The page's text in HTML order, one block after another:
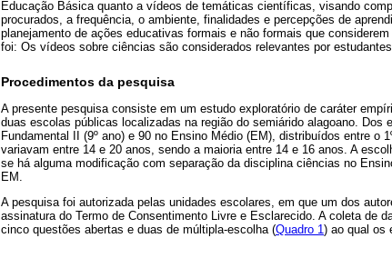
Educação Básica quanto a vídeos de temáticas científicas, visando
procurados, a frequência, o ambiente, finalidades e percepções de
planejamento de ações educativas formais e não formais que
foi: Os vídeos sobre ciências são considerados relevantes por
Procedimentos da pesquisa
A presente pesquisa consiste em um estudo exploratório de caráter
duas escolas públicas localizadas na região do semiárido alagoano.
Fundamental II (9º ano) e 90 no Ensino Médio (EM), distribuídos entre o
variavam entre 14 e 20 anos, sendo a maioria entre 14 e 16 anos. A
se há alguma modificação com separação da disciplina ciências no
EM.
A pesquisa foi autorizada pelas unidades escolares, em que um dos
assinatura do Termo de Consentimento Livre e Esclarecido. A coleta de
cinco questões abertas e duas de múltipla-escolha (Quadro 1 ) ao qual os